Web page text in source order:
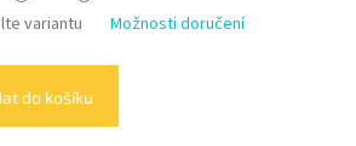
variantu Možnosti doručení
do košíku